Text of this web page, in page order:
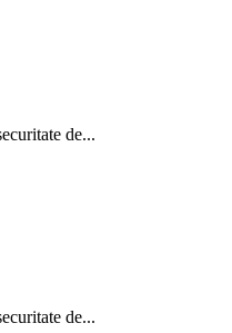
de...
de...